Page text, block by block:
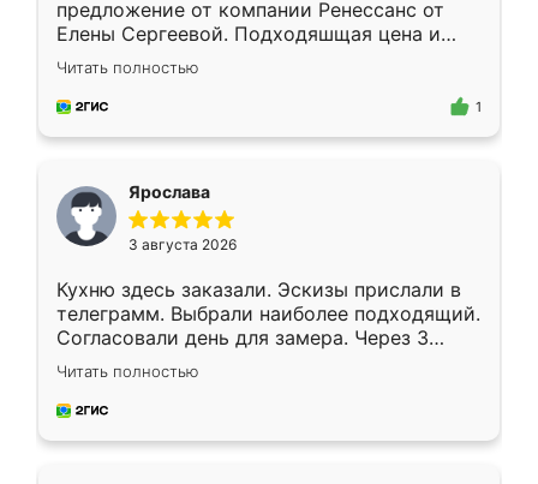
предложение от компании Ренессанс от
Елены Сергеевой. Подходяшщая цена и
короткие сроки изготовления. Приехавший
для замера сотрудник Владислав
предложил по моему эскизу самый
Читать полностью
1
Ярослава
3 августа 2026
Кухню здесь заказали. Эскизы прислали в
телеграмм. Выбрали наиболее подходящий.
Согласовали день для замера. Через 3
недели кухня была уже готова. Остались
довольны работой. Спасибо Ренессанс
мебель за качественную работу!
Читать полностью